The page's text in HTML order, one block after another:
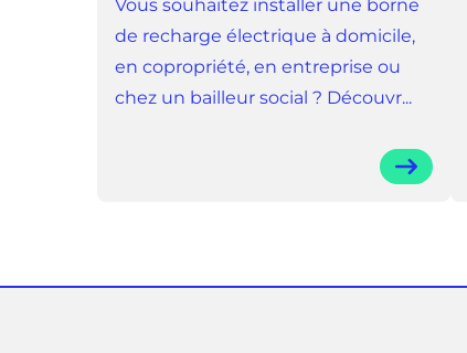
Vous souhaitez installer une borne
de recharge électrique à domicile,
en copropriété, en entreprise ou
chez un bailleur social ? Découvr...